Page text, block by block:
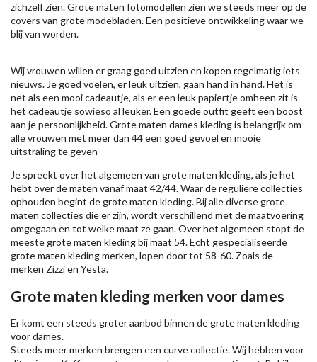
zichzelf zien. Grote maten fotomodellen zien we steeds meer op de
covers van grote modebladen. Een positieve ontwikkeling waar we
blij van worden.
Wij vrouwen willen er graag goed uitzien en kopen regelmatig iets
nieuws. Je goed voelen, er leuk uitzien, gaan hand in hand. Het is
net als een mooi cadeautje, als er een leuk papiertje omheen zit is
het cadeautje sowieso al leuker. Een goede outfit geeft een boost
aan je persoonlijkheid. Grote maten dames kleding is belangrijk om
alle vrouwen met meer dan 44 een goed gevoel en mooie
uitstraling te geven
Je spreekt over het algemeen van grote maten kleding, als je het
hebt over de maten vanaf maat 42/44. Waar de reguliere collecties
ophouden begint de grote maten kleding. Bij alle diverse grote
maten collecties die er zijn, wordt verschillend met de maatvoering
omgegaan en tot welke maat ze gaan. Over het algemeen stopt de
meeste grote maten kleding bij maat 54. Echt gespecialiseerde
grote maten kleding merken, lopen door tot 58-60. Zoals de
merken Zizzien Yesta.
Grote maten kleding merken voor dames
Er komt een steeds groter aanbod binnen de grote maten kleding
voor dames.
Steeds meer merken brengen een curve collectie. Wij hebben voor